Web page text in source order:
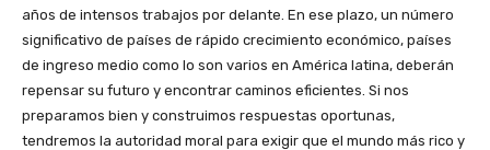
años de intensos trabajos por delante. En ese plazo, un número
significativo de países de rápido crecimiento económico, países
de ingreso medio como lo son varios en América latina, deberán
repensar su futuro y encontrar caminos eficientes. Si nos
preparamos bien y construimos respuestas oportunas,
tendremos la autoridad moral para exigir que el mundo más rico y